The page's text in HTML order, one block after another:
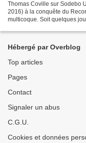
Thomas Coville sur Sodebo
2016) à la conquête du
multicoque. Soit quelques
Hébergé par Overblog
Top articles
Pages
Contact
Signaler un abus
C.G.U.
Cookies et données